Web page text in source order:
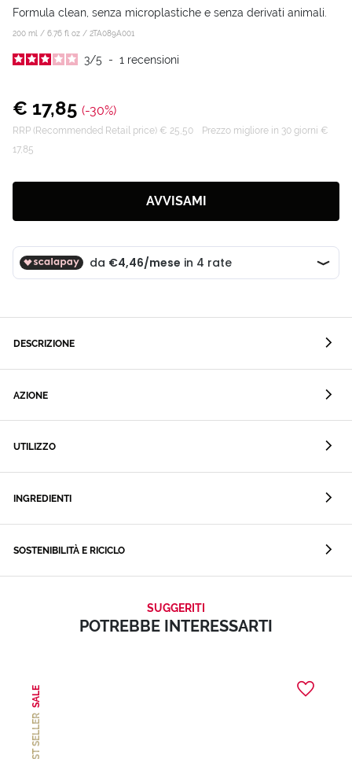
Formula clean, senza microplastiche e senza derivati animali.
200 ml / 6.76 fl oz / 2TA089A001
3/5 - 1 recensioni
€ 17,85 (-30%)
RRP (Recommended Retail price) € 25,50
Prezzo migliore in 30 giorni €
17,85
AVVISAMI
DESCRIZIONE
AZIONE
UTILIZZO
INGREDIENTI
SOSTENIBILITÀ E RICICLO
SUGGERITI
POTREBBE INTERESSARTI
BEST SELLER
SALE